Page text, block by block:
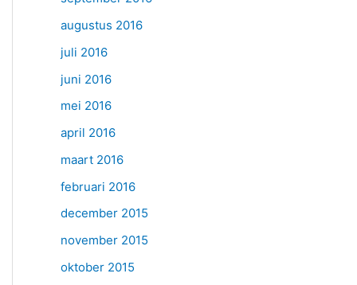
augustus 2016
juli 2016
juni 2016
mei 2016
april 2016
maart 2016
februari 2016
december 2015
november 2015
oktober 2015